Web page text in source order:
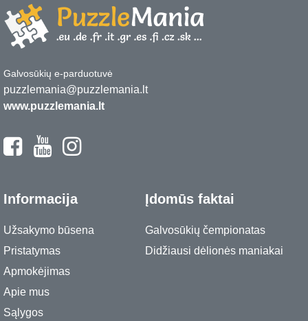
Galvosūkių e-parduotuvė
puzzlemania@puzzlemania.lt
www.puzzlemania.lt
Informacija
Užsakymo būsena
Pristatymas
Apmokėjimas
Apie mus
Sąlygos
Įdomūs faktai
Galvosūkių čempionatas
Didžiausi dėlionės maniakai